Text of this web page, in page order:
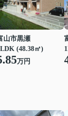
山市黒瀬
(48.38㎡)
万円